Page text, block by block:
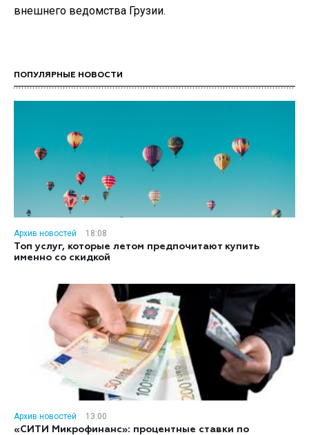
внешнего ведомства Грузии.
ПОПУЛЯРНЫЕ НОВОСТИ
Архив новостей
18:08
Топ услуг, которые летом предпочитают купить
именно со скидкой
Архив новостей
13:00
«СИТИ Микрофинанс»: процентные ставки по